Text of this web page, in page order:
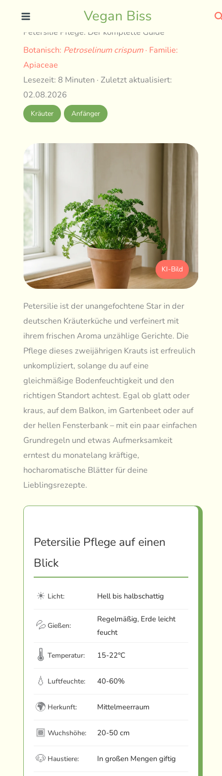
content
Vegan Biss
Petersilie Pflege: Der komplette Guide
Botanisch: Petroselinum crispum· Familie:
Apiaceae
Lesezeit: 8 Minuten · Zuletzt aktualisiert:
02.08.2026
Kräuter Anfänger
KI-Bild
Petersilie ist der unangefochtene Star in der
deutschen Kräuterküche und verfeinert mit
ihrem frischen Aroma unzählige Gerichte. Die
Pflege dieses zweijährigen Krauts ist erfreulich
unkompliziert, solange du auf eine
gleichmäßige Bodenfeuchtigkeit und den
richtigen Standort achtest. Egal ob glatt oder
kraus, auf dem Balkon, im Gartenbeet oder auf
der hellen Fensterbank – mit ein paar einfachen
Grundregeln und etwas Aufmerksamkeit
erntest du monatelang kräftige,
hocharomatische Blätter für deine
Lieblingsrezepte.
Petersilie Pflege auf einen
Blick
☀ Licht: Hell bis halbschattig
💦 Gießen:
Regelmäßig, Erde leicht
feucht
🌡 Temperatur: 15-22°C
💧 Luftfeuchte: 40-60%
🌍 Herkunft: Mittelmeerraum
🏾 Wuchshöhe: 20-50 cm
🐶 Haustiere: In großen Mengen giftig